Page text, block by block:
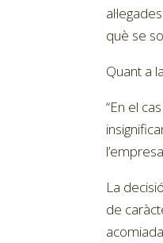
què se
Quant a
“En el
La
de